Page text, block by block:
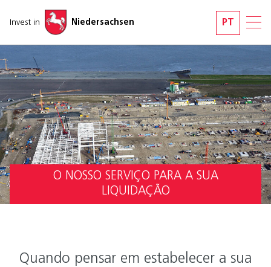
Saltar navegação
Invest in Niedersachsen PT
O NOSSO SERVIÇO PARA A SUA
LIQUIDAÇÃO
Quando pensar em estabelecer a sua